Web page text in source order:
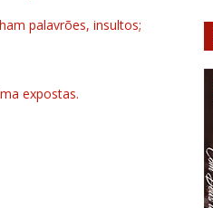
palavrões, insultos;
expostas.